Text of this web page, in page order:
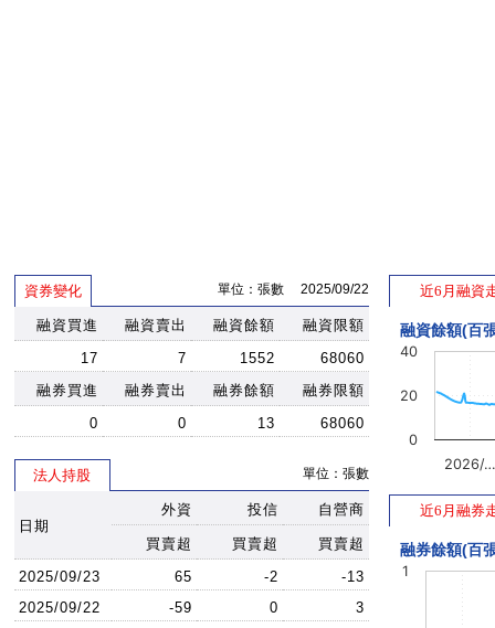
資券變化 單位：張數 2025/09/22
融資買進 融資賣出 融資餘額
融資限額
17
7 1552
68060
融券買進
融券賣出 融券餘額
融券限額
0
0 13 68060
法人持股 單位：張數
日期
外資 投信 自營商
買賣超 買賣超
買賣超
2025/09/23
65 -2
-13
2025/09/22
-59 0
3
近6月融資
融資餘額(百
2026/
0
20
40
近6月融券
融券餘額(百
1